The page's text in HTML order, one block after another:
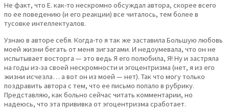
Не факт, что Е. как-то нескромно обсуждал автора, скорее всего
по ее поведению (и его реакции) все читалось, тем более в
тусовке интеллектуалов.
Узнаю в авторе себя. Когда-то я так же заставила Большую любовь
моей жизни бегать от меня зигзагами. И недоумевала, что он не
испытывает восторга — это ведь Я его полюбила, Я! Ну и застряла
на годы из-за своей нескромности и эгоцентризма (нет, я из его
жизни исчезла… а вот он из моей — нет). Так что могу только
поздравить автора с тем, что ее письмо попало в рубрику.
Представляю, как больно сейчас читать комментарии, но
надеюсь, что эта прививка от эгоцентризма сработает.